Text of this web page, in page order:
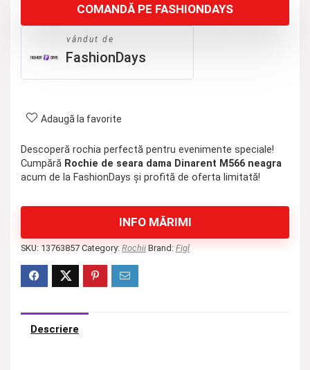
fost:
229 lei.
208 lei.
COMANDĂ PE FASHIONDAYS
vândut de
FashionDays
Adaugă la favorite
Descoperă rochia perfectă pentru evenimente speciale!
Cumpără Rochie de seara dama Dinarent M566 neagra
acum de la FashionDays și profită de oferta limitată!
INFO MĂRIMI
SKU: 13763857 Category: Rochii Brand: Figl
Descriere